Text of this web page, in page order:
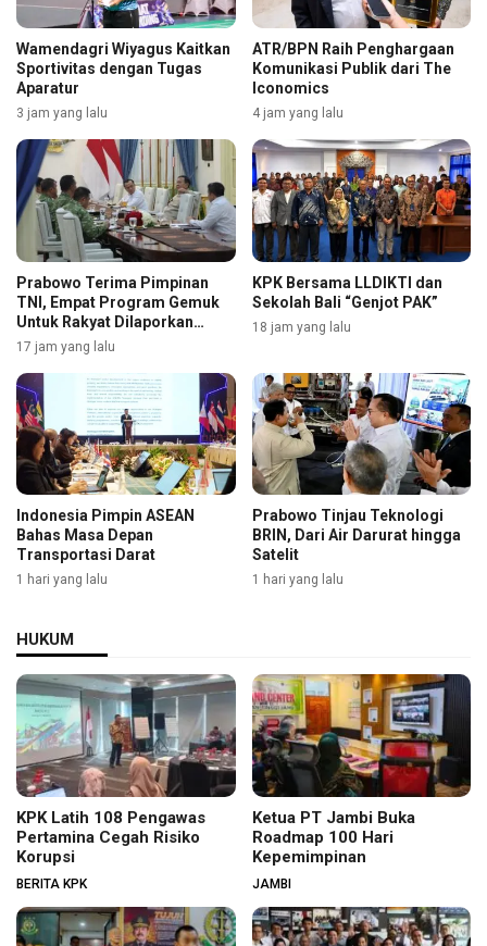
Wamendagri Wiyagus Kaitkan
Sportivitas dengan Tugas
Aparatur
3 jam yang lalu
ATR/BPN Raih Penghargaan
Komunikasi Publik dari The
Iconomics
4 jam yang lalu
Prabowo Terima Pimpinan
TNI, Empat Program Gemuk
Untuk Rakyat Dilaporkan
Selengkapnya
17 jam yang lalu
KPK Bersama LLDIKTI dan
Sekolah Bali “Genjot PAK”
18 jam yang lalu
Indonesia Pimpin ASEAN
Bahas Masa Depan
Transportasi Darat
1 hari yang lalu
Prabowo Tinjau Teknologi
BRIN, Dari Air Darurat hingga
Satelit
1 hari yang lalu
HUKUM
KPK Latih 108 Pengawas
Pertamina Cegah Risiko
Korupsi
BERITA KPK
Ketua PT Jambi Buka
Roadmap 100 Hari
Kepemimpinan
JAMBI